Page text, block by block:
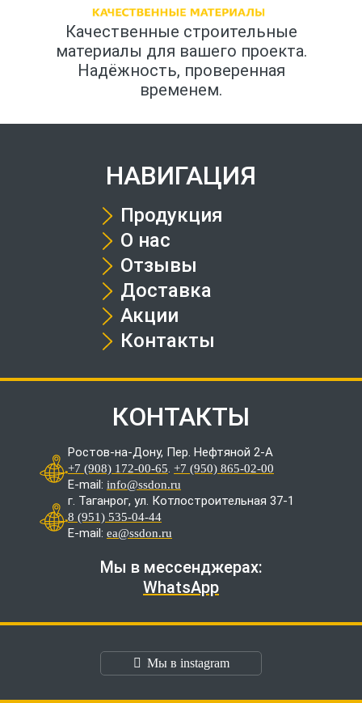
Качественные строительные
материалы для вашего проекта.
Надёжность, проверенная
временем.
НАВИГАЦИЯ
Продукция
О нас
Отзывы
Доставка
Акции
Контакты
КОНТАКТЫ
Ростов-на-Дону, Пер. Нефтяной 2-А
+7 (908) 172-00-65. +7 (950) 865-02-00
E-mail: info@ssdon.ru
г. Таганрог, ул. Котлостроительная 37-1
8 (951) 535-04-44
E-mail: ea@ssdon.ru
Мы в мессенджерах:
WhatsApp
Мы в instagram